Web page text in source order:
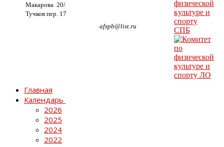
Макарова 20/
Тучков пер. 17
afspb@list.ru
Главная
Календарь
2026
2025
2024
2022